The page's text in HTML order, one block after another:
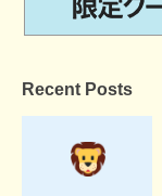
Recent Posts